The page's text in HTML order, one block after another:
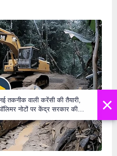
×
तकनीक वाली करेंसी की तैयारी,
नोटों पर केंद्र सरकार की
बाजार में दिखेंगे प्लास्टिक के
और ₹20 के नोट - Daily Lok
PM Modi U